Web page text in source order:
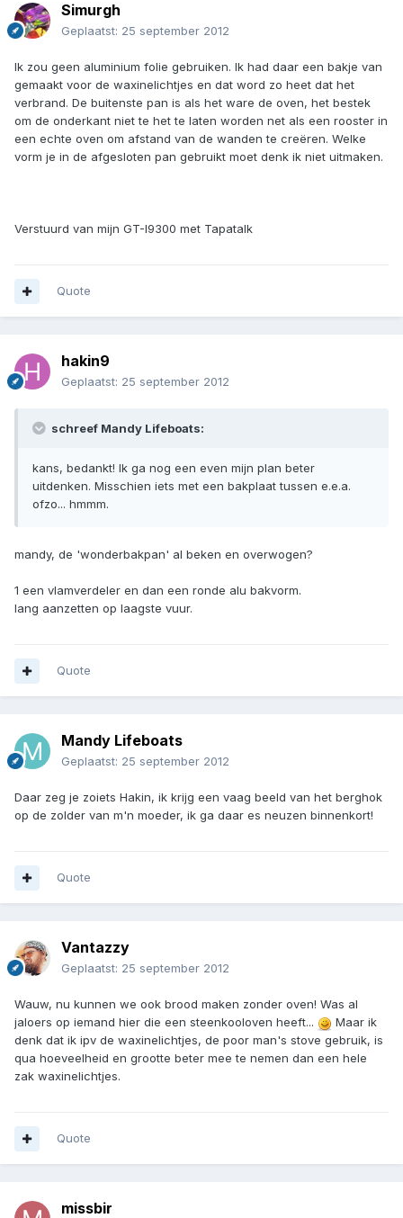
Simurgh
Geplaatst: 25 september 2012
Ik zou geen aluminium folie gebruiken. Ik had daar een bakje van
gemaakt voor de waxinelichtjes en dat word zo heet dat het
verbrand. De buitenste pan is als het ware de oven, het bestek
om de onderkant niet te het te laten worden net als een rooster in
een echte oven om afstand van de wanden te creëren. Welke
vorm je in de afgesloten pan gebruikt moet denk ik niet uitmaken.
Verstuurd van mijn GT-I9300 met Tapatalk
Quote
hakin9
Geplaatst: 25 september 2012
schreef Mandy Lifeboats:
kans, bedankt! Ik ga nog een even mijn plan beter
uitdenken. Misschien iets met een bakplaat tussen e.e.a.
ofzo... hmmm.
mandy, de 'wonderbakpan' al beken en overwogen?
1 een vlamverdeler en dan een ronde alu bakvorm.
lang aanzetten op laagste vuur.
Quote
Mandy Lifeboats
Geplaatst: 25 september 2012
Daar zeg je zoiets Hakin, ik krijg een vaag beeld van het berghok
op de zolder van m'n moeder, ik ga daar es neuzen binnenkort!
Quote
Vantazzy
Geplaatst: 25 september 2012
Wauw, nu kunnen we ook brood maken zonder oven! Was al
jaloers op iemand hier die een steenkooloven heeft...
Maar ik
denk dat ik ipv de waxinelichtjes, de poor man's stove gebruik, is
qua hoeveelheid en grootte beter mee te nemen dan een hele
zak waxinelichtjes.
Quote
missbir